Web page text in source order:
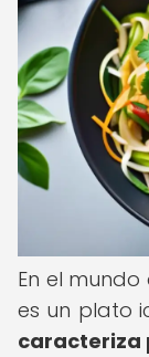
En el
es un plato
caracteriza